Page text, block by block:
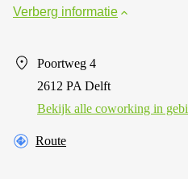
Verberg informatie
Poortweg 4
2612 PA Delft
Bekijk alle сoworking in
Route